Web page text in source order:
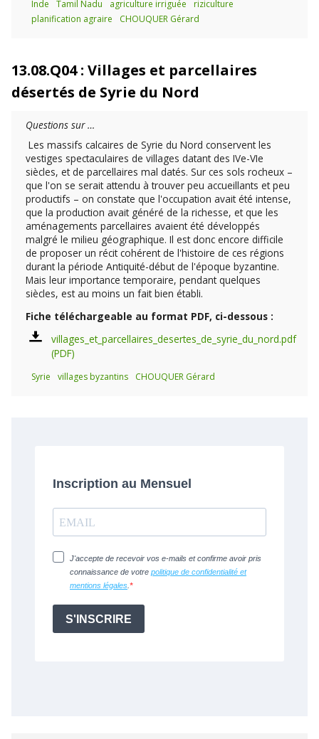
Inde Tamil Nadu agriculture irriguée
riziculture
planification agraire
CHOUQUER Gérard
13.08.Q04 : Villages et parcellaires
désertés de Syrie du Nord
Questions sur …
Les massifs calcaires de Syrie du Nord conservent les
vestiges spectaculaires de villages datant des IVe-VIe
siècles, et de parcellaires mal datés. Sur ces sols rocheux –
que l'on se serait attendu à trouver peu accueillants et peu
productifs – on constate que l'occupation avait été intense,
que la production avait généré de la richesse, et que les
aménagements parcellaires avaient été développés
malgré le milieu géographique. Il est donc encore difficile
de proposer un récit cohérent de l'histoire de ces régions
durant la période Antiquité-début de l'époque byzantine.
Mais leur importance temporaire, pendant quelques
siècles, est au moins un fait bien établi.
Fiche téléchargeable au format PDF, ci-dessous :
villages_et_parcellaires_desertes_de_syrie_du_nord.pdf
Syrie villages byzantins CHOUQUER Gérard